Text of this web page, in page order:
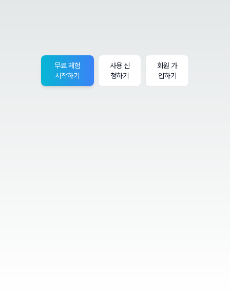
무료 체험
시작하기
사용 신
청하기
회원 가
입하기